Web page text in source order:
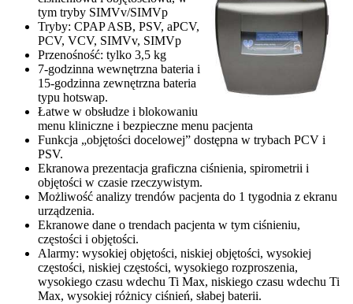
tym tryby SIMVv/SIMVp
Tryby: CPAP ASB, PSV, aPCV,
PCV, VCV, SIMVv, SIMVp
Przenośność: tylko 3,5 kg
7-godzinna wewnętrzna bateria i
15-godzinna zewnętrzna bateria
typu hotswap.
Łatwe w obsłudze i blokowaniu
menu kliniczne i bezpieczne menu pacjenta
Funkcja „objętości docelowej” dostępna w trybach PCV i
PSV.
Ekranowa prezentacja graficzna ciśnienia, spirometrii i
objętości w czasie rzeczywistym.
Możliwość analizy trendów pacjenta do 1 tygodnia z ekranu
urządzenia.
Ekranowe dane o trendach pacjenta w tym ciśnieniu,
częstości i objętości.
Alarmy: wysokiej objętości, niskiej objętości, wysokiej
częstości, niskiej częstości, wysokiego rozproszenia,
wysokiego czasu wdechu Ti Max, niskiego czasu wdechu Ti
Max, wysokiej różnicy ciśnień, słabej baterii.